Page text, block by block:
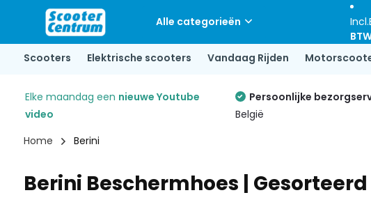
Alle categorieën Incl.
Scooters Elektrische scooters Vandaag Rijden
Elke maandag een nieuwe Youtube
video
Persoonlijke
België
Home Berini
Berini Beschermhoes | Gesorteerd